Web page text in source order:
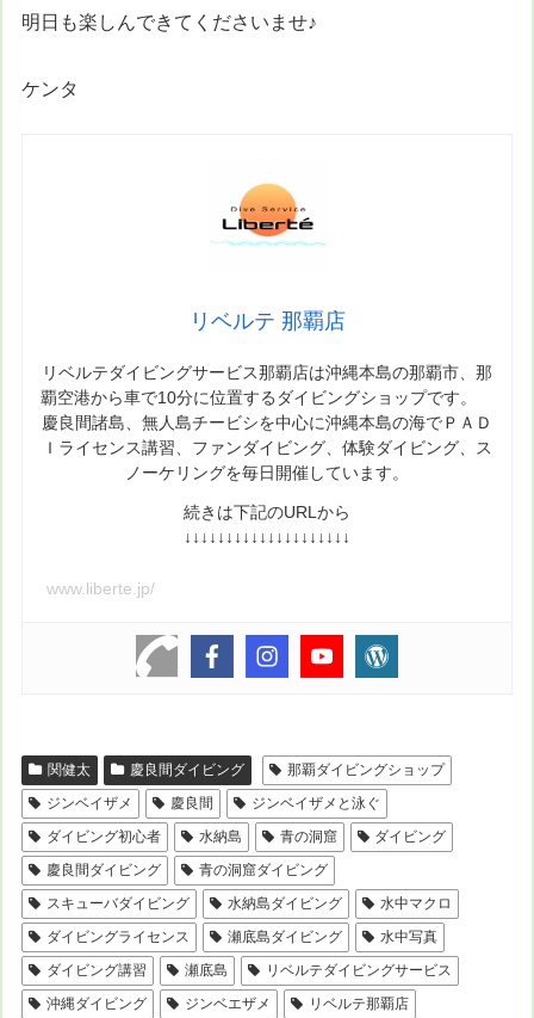
明日も楽しんできてくださいませ♪
ケンタ
リベルテ 那覇店
リベルテダイビングサービス那覇店は沖縄本島の那覇市、那
覇空港から車で10分に位置するダイビングショップです。
慶良間諸島、無人島チービシを中心に沖縄本島の海でＰＡＤ
Ｉライセンス講習、ファンダイビング、体験ダイビング、ス
ノーケリングを毎日開催しています。
続きは下記のURLから
↓↓↓↓↓↓↓↓↓↓↓↓↓↓↓↓↓↓↓↓
www.liberte.jp/
関健太 慶良間ダイビング
那覇ダイビングショップ
ジンベイザメ
慶良間
ジンベイザメと泳ぐ
ダイビング初心者
水納島 青の洞窟
ダイビング
慶良間ダイビング
青の洞窟ダイビング
スキューバダイビング
水納島ダイビング
水中マクロ
ダイビングライセンス
瀬底島ダイビング
水中写真
ダイビング講習
瀬底島
リベルテダイビングサービス
沖縄ダイビング
ジンベエザメ
リベルテ那覇店